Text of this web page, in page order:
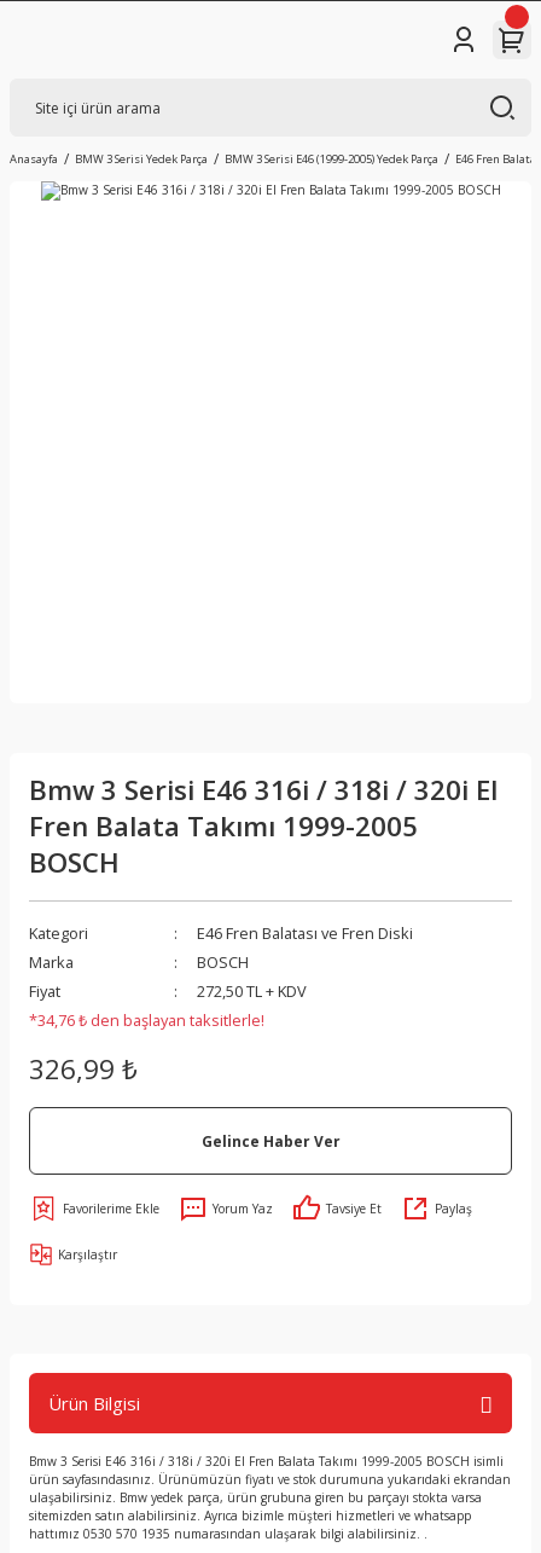
Anasayfa BMW 3 Serisi Yedek Parça BMW 3 Serisi E46 (1999-2005) Yedek Parça E46 Fren
Bmw 3 Serisi E46 316i / 318i / 320i El
Fren Balata Takımı 1999-2005
BOSCH
Kategori
E46 Fren Balatası ve Fren Diski
Marka
BOSCH
Fiyat
272,50 TL + KDV
*34,76 ₺ den başlayan taksitlerle!
326,99 ₺
Gelince Haber Ver
Yorum Yaz Tavsiye Et Paylaş
Karşılaştır
Ürün Bilgisi
Bmw 3 Serisi E46 316i / 318i / 320i El Fren Balata Takımı 1999-2005 BOSCH isimli
ürün sayfasındasınız. Ürünümüzün fiyatı ve stok durumuna yukarıdaki ekrandan
ulaşabilirsiniz. Bmw yedek parça, ürün grubuna giren bu parçayı stokta varsa
sitemizden satın alabilirsiniz. Ayrıca bizimle müşteri hizmetleri ve whatsapp
hattımız 0530 570 1935 numarasından ulaşarak bilgi alabilirsiniz. .